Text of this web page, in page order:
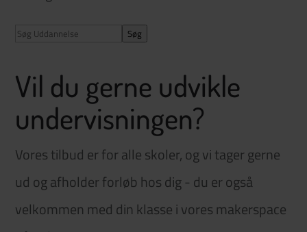
Søg
Vil du gerne udvikle
undervisningen?
Vores tilbud er for alle skoler, og vi tager gerne
ud og afholder forløb hos dig - du er også
velkommen med din klasse i vores makerspace